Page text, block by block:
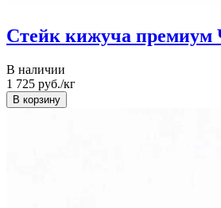
Стейк кижуча премиум
В наличии
1 725 руб./кг